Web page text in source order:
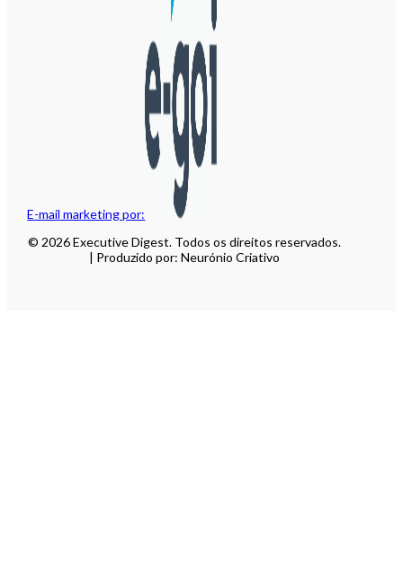
E-mail marketing por:
© 2026 Executive Digest. Todos os direitos reservados.
| Produzido por: Neurónio Criativo